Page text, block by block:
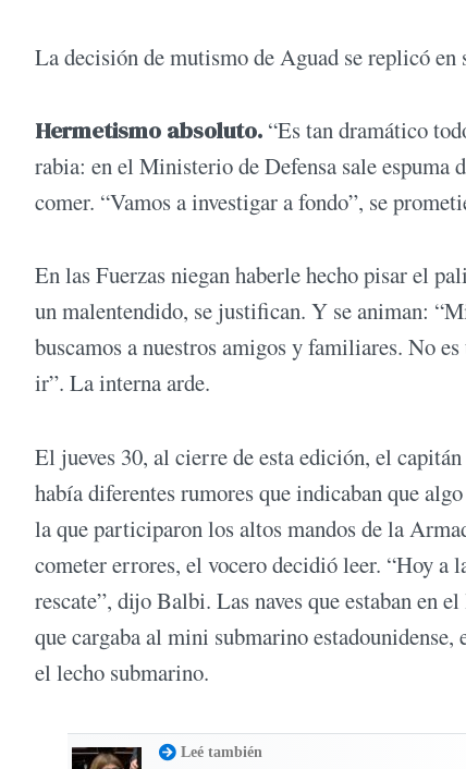
La decisión de mutismo de Aguad se replicó en
Hermetismo absoluto. “Es tan dramático
rabia: en el Ministerio de Defensa sale espuma
comer. “Vamos a investigar a fondo”, se
En las Fuerzas niegan haberle hecho pisar el
un malentendido, se justifican. Y se animan:
buscamos a nuestros amigos y familiares. No
ir”. La interna arde.
El jueves 30, al cierre de esta edición, el
había diferentes rumores que indicaban que
la que participaron los altos mandos de la
cometer errores, el vocero decidió leer. “Hoy a
rescate”, dijo Balbi. Las naves que estaban en
que cargaba al mini submarino
el lecho submarino.
Leé también